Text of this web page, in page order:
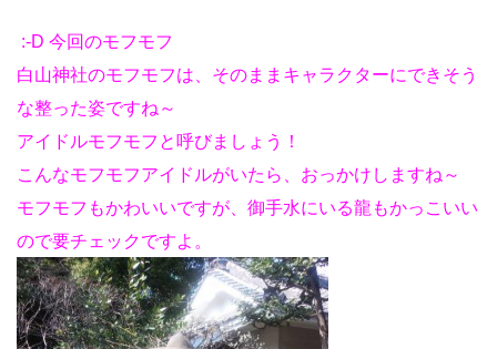
:-D 今回のモフモフ
白山神社のモフモフは、そのままキャラクターにできそう
な整った姿ですね～
アイドルモフモフと呼びましょう！
こんなモフモフアイドルがいたら、おっかけしますね～
モフモフもかわいいですが、御手水にいる龍もかっこいい
ので要チェックですよ。